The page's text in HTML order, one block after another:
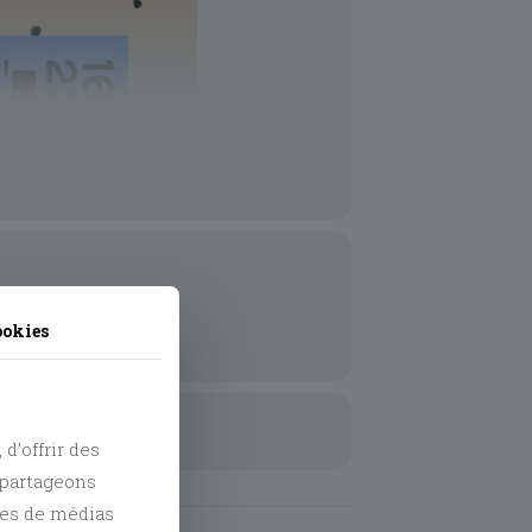
des
de médias